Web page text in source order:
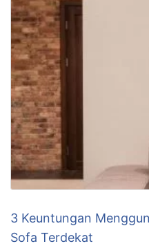
3 Keuntungan
Sofa Terdekat